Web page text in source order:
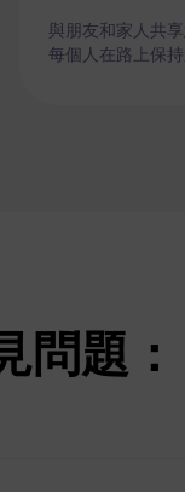
與朋友和家人共
每個人在路上保持
問題